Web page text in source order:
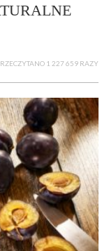
1 227 659 RAZY